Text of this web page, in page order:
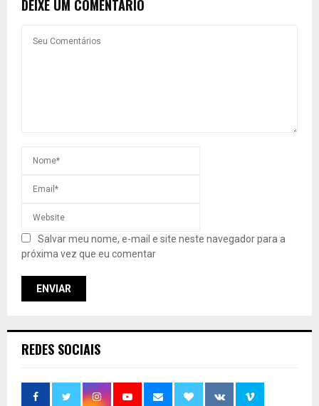
DEIXE UM COMENTÁRIO
Salvar meu nome, e-mail e site neste navegador para a
próxima vez que eu comentar
REDES SOCIAIS